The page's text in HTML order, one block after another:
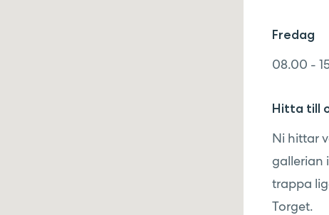
Fredag
08.00 -
Hitta till
Ni hittar
gallerian
trappa
Torget.